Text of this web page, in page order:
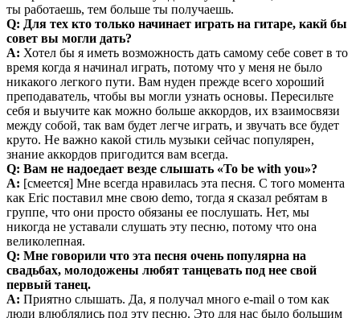
ты работаешь, тем больше ты получаешь.
Q: Для тех кто только начинает играть на гитаре, какй бы
совет вы могли дать?
A: Хотел бы я иметь возможность дать самому себе совет в то
время когда я начинал играть, потому что у меня не было
никакого легкого пути. Вам нуден прежде всего хороший
преподаватель, чтобы вы могли узнать основы. Пересильте
себя и выучите как можно больше аккордов, их взаимосвязи
между собой, так вам будет легче играть, и звучать все будет
круто. Не важно какой стиль музыки сейчас популярен,
знание аккордов пригодится вам всегда.
Q: Вам не надоедает везде слышать «To be with you»?
A: [смеется] Мне всегда нравилась эта песня. С того момента
как Eric поставил мне свою demo, тогда я сказал ребятам в
группе, что они просто обязаны ее послушать. Нет, мы
никогда не уставали слушать эту песню, потому что она
великолепная.
Q: Мне говорили что эта песня очень популярна на
свадьбах, молодожены любят танцевать под нее свой
первый танец.
A: Приятно слышать. Да, я получал много e-mail о том как
люди влюблялись под эту песню. Это для нас было большим